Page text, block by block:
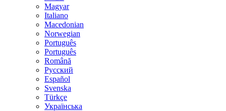
Magyar
Italiano
Macedonian
Norwegian
Português
Português
Română
Русский
Español
Svenska
Türkçe
Українська